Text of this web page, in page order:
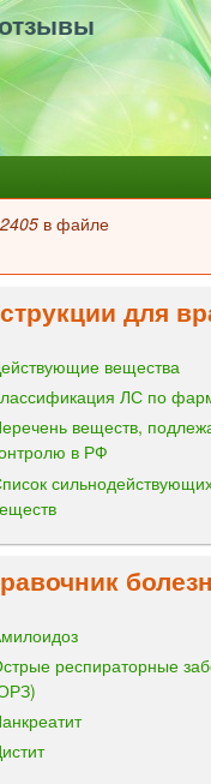
2405 в файле
для
вещества
ЛС по
веществ,
в РФ
респираторные